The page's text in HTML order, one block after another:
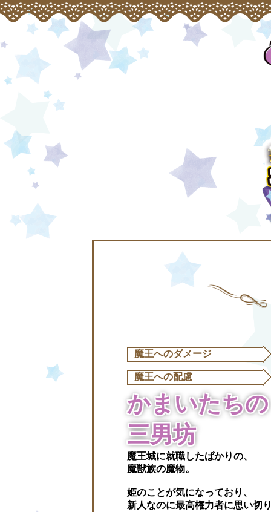
魔王へのダメージ
魔王への配慮
かまいたちの
三男坊
魔王城に就職したばかりの、
魔獣族の魔物。
姫のことが気になっており、
新人なのに最高権力者に思い切り